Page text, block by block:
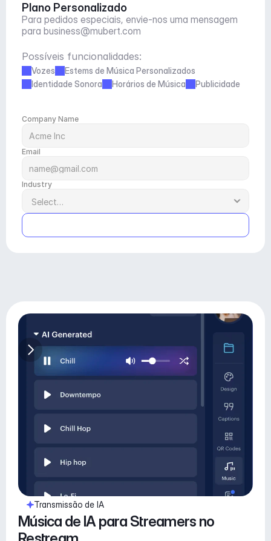
Plano Personalizado
Para pedidos especiais, envie-nos uma mensagem
para business@mubert.com
Possíveis funcionalidades:
Vozes
Estems de Música Personalizados
Identidade Sonora
Horários de Música Publicidade
Company Name
Email
Industry
Transmissão de IA
Música de IA para Streamers no